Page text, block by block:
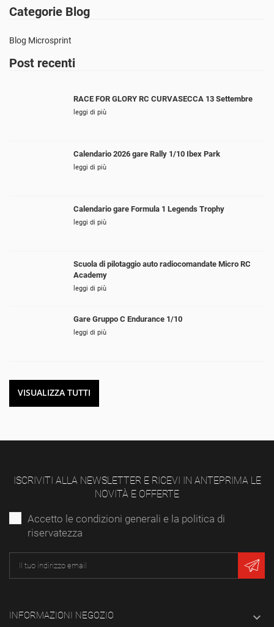
Categorie Blog
Blog Microsprint
Post recenti
RACE FOR GLORY RC CURVASECCA 13 Settembre
leggi di più
Calendario 2026 gare Rally 1/10 Ibex Park
leggi di più
Calendario gare Formula 1 Legends Trophy
leggi di più
Scuola di pilotaggio auto radiocomandate Micro RC
Academy
leggi di più
Gare Gruppo C Endurance 1/10
leggi di più
VISUALIZZA TUTTI
ISCRIVITI ALLA NEWSLETTER E RICEVI IN ANTEPRIMA LE
NOVITÀ E OFFERTE
Accetto le condizioni generali e la politica di
riservatezza
INFORMAZIONI NEGOZIO 